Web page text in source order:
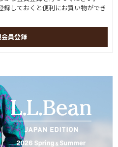
録しておくと便利にお買い物ができ